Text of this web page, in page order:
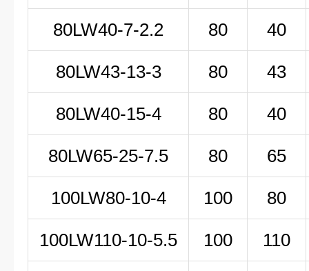
80LW40-7-2.2 80 40
80LW43-13-3 80 43
80LW40-15-4 80 40
80LW65-25-7.5 80 65
100LW80-10-4 100 80
100LW110-10-5.5 100 110